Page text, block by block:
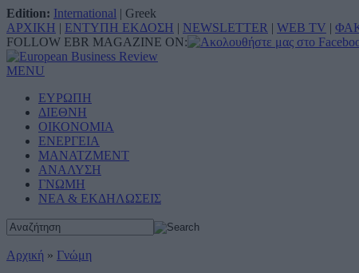
Edition: International | Greek
ΑΡΧΙΚΗ | ΕΝΤΥΠΗ ΕΚΔΟΣΗ | NEWSLETTER | WEB TV |
FOLLOW EBR MAGAZINE ON:
MENU
ΕΥΡΩΠΗ
ΔΙΕΘΝΗ
ΟΙΚΟΝΟΜΙΑ
ΕΝΕΡΓΕΙΑ
ΜΑΝΑΤΖΜΕΝΤ
ΑΝΑΛΥΣΗ
ΓΝΩΜΗ
ΝΕΑ & ΕΚΔΗΛΩΣΕΙΣ
Αρχική » Γνώμη